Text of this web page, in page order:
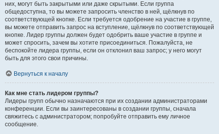
них, могут быть закрытыми или даже скрытыми. Если группа
общедоступна, то вы можете запросить членство в ней, щёлкнув по
соответствующей кнопке. Если требуется одобрение на участие в группе,
вы можете отправить запрос на вступление, щёлкнув по соответствующей
кнопке. Лидер группы должен будет одобрить ваше участие в группе и
может спросить, зачем вы хотите присоединиться. Пожалуйста, не
беспокойте лидера группы, если он отклонил ваш запрос; у него могут
быть для этого свои причины.
Вернуться к началу
Как мне стать лидером группы?
Лидеры групп обычно назначаются при их создании администраторами
конференции. Если вы заинтересованы в создании группы, сначала
свяжитесь с администратором; попробуйте отправить ему личное
сообщение.